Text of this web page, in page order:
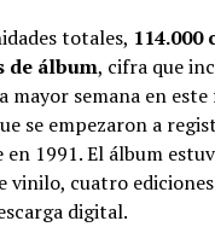
totales, 114.000
de álbum, cifra que
mayor semana en
se empezaron a
1991. El álbum
vinilo, cuatro
digital.